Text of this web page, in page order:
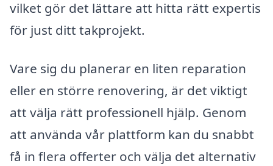
vilket gör det lättare att hitta rätt expertis
för just ditt takprojekt.
Vare sig du planerar en liten reparation
eller en större renovering, är det viktigt
att välja rätt professionell hjälp. Genom
att använda vår plattform kan du snabbt
få in flera offerter och välja det alternativ